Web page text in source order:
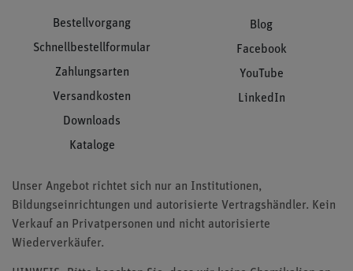
Bestellvorgang
Schnellbestellformular
Zahlungsarten
Versandkosten
Downloads
Kataloge
Blog
Facebook
YouTube
LinkedIn
Unser Angebot richtet sich nur an Institutionen,
Bildungseinrichtungen und autorisierte Vertragshändler. Kein
Verkauf an Privatpersonen und nicht autorisierte
Wiederverkäufer.